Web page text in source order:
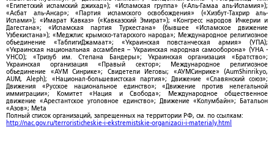
«Египетский исламский джихад»); «Исламская группа» («Аль-Гамаа аль-Исламия»);
«Асбат аль-Ансар»; «Партия исламского освобождения» («Хизбут-Тахрир аль-
Ислами»); «Имарат Кавказ» («Кавказский Эмират»); «Конгресс народов Ичкерии и
Дагестана»; «Исламская партия Туркестана» (бывшее «Исламское движение
Узбекистана»); «Меджлис крымско-татарского народа»; Международное религиозное
объединение «ТаблигиДжамаат»; «Украинская повстанческая армия» (УПА);
«Украинская национальная ассамблея – Украинская народная самооборона» (УНА -
УНСО); «Тризуб им. Степана Бандеры»; Украинская организация «Братство»;
Украинская организация «Правый сектор»; Международное религиозное
объединение «АУМ Синрике»; Свидетели Иеговы; «АУМСинрике» (AumShinrikyo,
AUM, Aleph); «Национал-большевистская партия»; Движение «Славянский союз»;
Движения «Русское национальное единство»; «Движение против нелегальной
иммиграции»; Комитет «Нация и Свобода»; Международное общественное
движение «Арестантское уголовное единство»; Движение «Колумбайн»; Батальон
«Азов»; Meta
Полный список организаций, запрещенных на территории РФ, см. по ссылкам:
http://nac.gov.ru/terroristicheskie-i-ekstremistskie-organizacii-i-materialy.html